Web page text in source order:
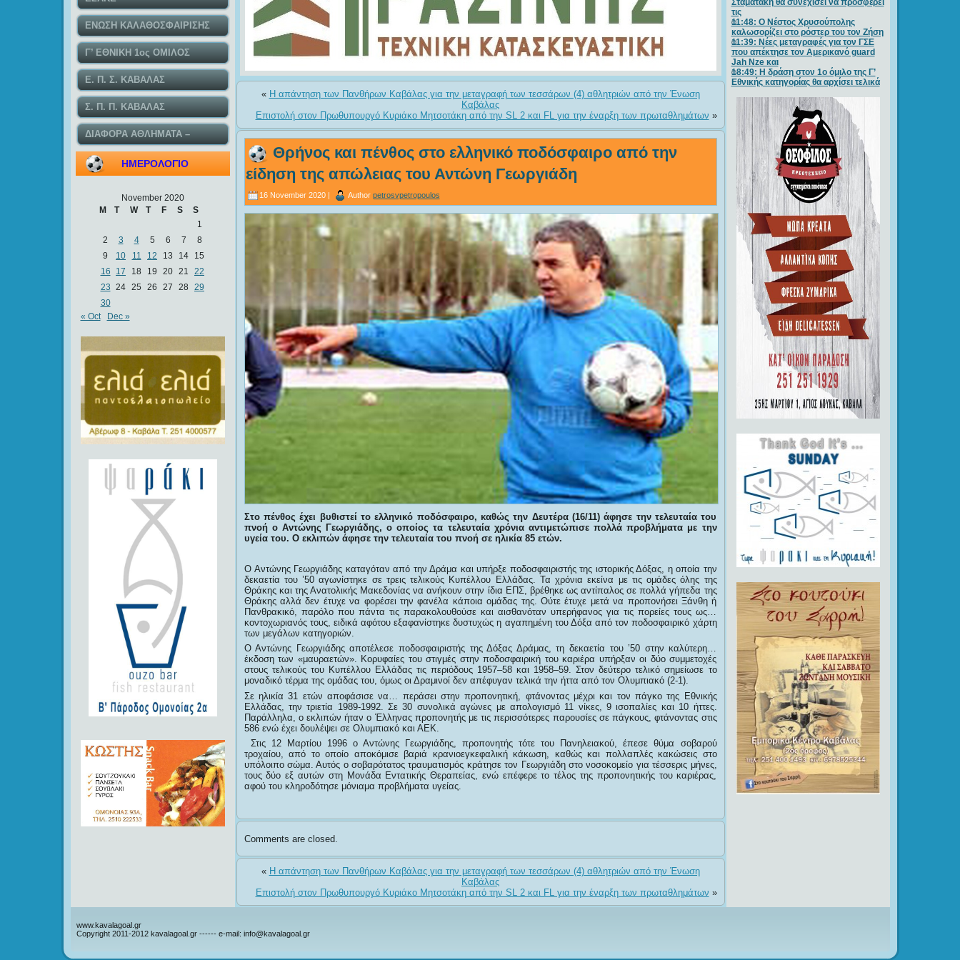
ΕΝΩΣΗ ΚΑΛΑΘΟΣΦΑΙΡΙΣΗΣ
ΚΑΒΑΛΑΣ
Γ’ ΕΘΝΙΚΗ 1ος ΟΜΙΛΟΣ
Ε. Π. Σ. ΚΑΒΑΛΑΣ
Σ. Π. Π. ΚΑΒΑΛΑΣ
ΔΙΑΦΟΡΑ ΑΘΛΗΜΑΤΑ –
ΤΟΠΙΚΕΣ ΕΙΔΗΣΕΙΣ
ΗΜΕΡΟΛΟΓΙΟ
November 2020
M
T W T F S
S
1
2
3 4 5 6 7
8
9
10 11 12 13 14
15
16
17 18 19 20 21
22
23 24 25 26 27 28
29
30
« Oct
Dec »
« Η απάντηση των Πανθήρων Καβάλας για την μεταγραφή των τεσσάρων (4) αθλητριών από την Ένωση
Καβάλας
Επιστολή στον Πρωθυπουργό Κυριάκο Μητσοτάκη από την SL 2 και FL για την έναρξη των πρωταθλημάτων »
Θρήνος και πένθος στο ελληνικό ποδόσφαιρο από την
είδηση της απώλειας του Αντώνη Γεωργιάδη
16 November 2020 | Author petrosvpetropoulos
Στο πένθος έχει βυθιστεί το ελληνικό ποδόσφαιρο, καθώς την Δευτέρα (16/11) άφησε την τελευταία του
πνοή ο Αντώνης Γεωργιάδης, ο οποίος τα τελευταία χρόνια αντιμετώπισε πολλά προβλήματα με την
υγεία του. Ο εκλιπών άφησε την τελευταία του πνοή σε ηλικία 85 ετών.
Ο Αντώνης Γεωργιάδης καταγόταν από την Δράμα και υπήρξε ποδοσφαιριστής της ιστορικής Δόξας, η οποία την
δεκαετία του ’50 αγωνίστηκε σε τρεις τελικούς Κυπέλλου Ελλάδας. Τα χρόνια εκείνα με τις ομάδες όλης της
Θράκης και της Ανατολικής Μακεδονίας να ανήκουν στην ίδια ΕΠΣ, βρέθηκε ως αντίπαλος σε πολλά γήπεδα της
Θράκης αλλά δεν έτυχε να φορέσει την φανέλα κάποια ομάδας της. Ούτε έτυχε μετά να προπονήσει Ξάνθη ή
Πανθρακικό, παρόλο που πάντα τις παρακολουθούσε και αισθανόταν υπερήφανος για τις πορείες τους ως…
κοντοχωριανός τους, ειδικά αφότου εξαφανίστηκε δυστυχώς η αγαπημένη του Δόξα από τον ποδοσφαιρικό χάρτη
των μεγάλων κατηγοριών.
Ο Αντώνης Γεωργιάδης αποτέλεσε ποδοσφαιριστής της Δόξας Δράμας, τη δεκαετία του ’50 στην καλύτερη…
έκδοση των «μαυραετών». Κορυφαίες του στιγμές στην ποδοσφαιρική του καριέρα υπήρξαν οι δύο συμμετοχές
στους τελικούς του Κυπέλλου Ελλάδας τις περιόδους 1957–58 και 1958–59. Στον δεύτερο τελικό σημείωσε το
μοναδικό τέρμα της ομάδας του, όμως οι Δραμινοί δεν απέφυγαν τελικά την ήττα από τον Ολυμπιακό (2-1).
Σε ηλικία 31 ετών αποφάσισε να… περάσει στην προπονητική, φτάνοντας μέχρι και τον πάγκο της Εθνικής
Ελλάδας, την τριετία 1989-1992. Σε 30 συνολικά αγώνες με απολογισμό 11 νίκες, 9 ισοπαλίες και 10 ήττες.
Παράλληλα, ο εκλιπών ήταν ο Έλληνας προπονητής με τις περισσότερες παρουσίες σε πάγκους, φτάνοντας στις
586 ενώ έχει δουλέψει σε Ολυμπιακό και ΑΕΚ.
Στις 12 Μαρτίου 1996 ο Αντώνης Γεωργιάδης, προπονητής τότε του Πανηλειακού, έπεσε θύμα σοβαρού
τροχαίου, από το οποίο αποκόμισε βαριά κρανιοεγκεφαλική κάκωση, καθώς και πολλαπλές κακώσεις στο
υπόλοιπο σώμα. Αυτός ο σοβαρότατος τραυματισμός κράτησε τον Γεωργιάδη στο νοσοκομείο για τέσσερις μήνες,
τους δύο εξ αυτών στη Μονάδα Εντατικής Θεραπείας, ενώ επέφερε το τέλος της προπονητικής του καριέρας,
αφού του κληροδότησε μόνιαμα προβλήματα υγείας.
Comments are closed.
« Η απάντηση των Πανθήρων Καβάλας για την μεταγραφή των τεσσάρων (4) αθλητριών από την Ένωση
Καβάλας
Επιστολή στον Πρωθυπουργό Κυριάκο Μητσοτάκη από την SL 2 και FL για την έναρξη των πρωταθλημάτων »
Σταματάκη θα συνεχίσει να προσφέρει
τις
11:48: Ο Νέστος Χρυσούπολης
καλωσορίζει στο ρόστερ του τον Ζήση
11:39: Νέες μεταγραφές για τον ΓΣE
που απέκτησε τον Αμερικανό guard
Jah Nze και
18:49: Η δράση στον 1ο όμιλο της Γ’
Εθνικής κατηγορίας θα αρχίσει τελικά
www.kavalagoal.gr
Copyright 2011-2012 kavalagoal.gr ------ e-mail: info@kavalagoal.gr